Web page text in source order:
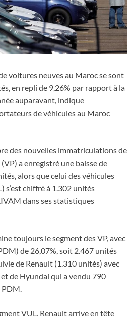
voitures neuves au Maroc se sont
en repli de 9,26% par rapport à la
auparavant, indique
de véhicules au Maroc
des nouvelles immatriculations de
a enregistré une baisse de
alors que celui des véhicules
s’est chiffré à 1.302 unités
dans ses statistiques
toujours le segment des VP, avec
de 26,07%, soit 2.467 unités
de Renault (1.310 unités) avec
de Hyundai qui a vendu 790
PDM.
VUL, Renault arrive en tête